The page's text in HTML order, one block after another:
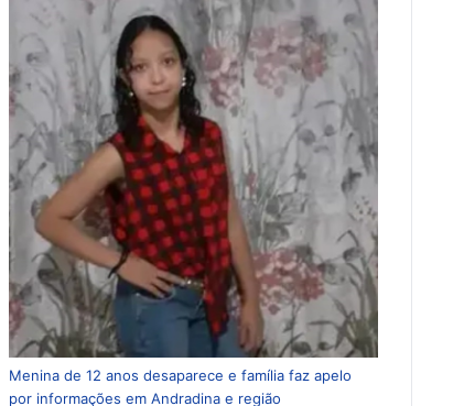
Menina de 12 anos desaparece e família faz apelo
por informações em Andradina e região